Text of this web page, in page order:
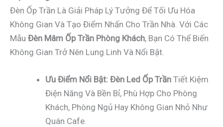
Đèn Ốp Trần Là Giải Pháp Lý Tưởng Để Tối Ưu Hóa
Không Gian Và Tạo Điểm Nhấn Cho Trần Nhà. Với Các
Mẫu Đèn Mâm Ốp Trần Phòng Khách, Bạn Có Thể Biến
Không Gian Trở Nên Lung Linh Và Nổi Bật.
Ưu Điểm Nổi Bật: Đèn Led Ốp Trần Tiết Kiệm
Điện Năng Và Bền Bỉ, Phù Hợp Cho Phòng
Khách, Phòng Ngủ Hay Không Gian Nhỏ Như
Quán Cafe.